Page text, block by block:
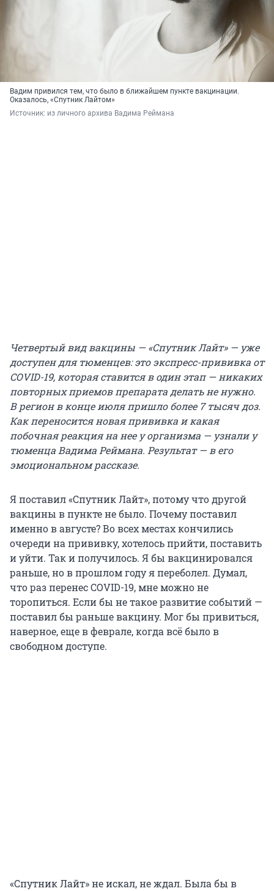
Вадим привился тем, что было в ближайшем пункте вакцинации.
Оказалось, «Спутник Лайтом»
Источник: из личного архива Вадима Реймана
Четвертый вид вакцины — «Спутник Лайт» — уже
доступен для тюменцев: это экспресс-прививка от
COVID-19, которая ставится в один этап — никаких
повторных приемов препарата делать не нужно.
В регион в конце июля пришло более 7 тысяч доз.
Как переносится новая прививка и какая
побочная реакция на нее у организма — узнали у
тюменца Вадима Реймана. Результат — в его
эмоциональном рассказе.
Я поставил «Спутник Лайт», потому что другой
вакцины в пункте не было. Почему поставил
именно в августе? Во всех местах кончились
очереди на прививку, хотелось прийти, поставить
и уйти. Так и получилось. Я бы вакцинировался
раньше, но в прошлом году я переболел. Думал,
что раз перенес COVID-19, мне можно не
торопиться. Если бы не такое развитие событий —
поставил бы раньше вакцину. Мог бы привиться,
наверное, еще в феврале, когда всё было в
свободном доступе.
«Спутник Лайт» не искал, не ждал. Была бы в